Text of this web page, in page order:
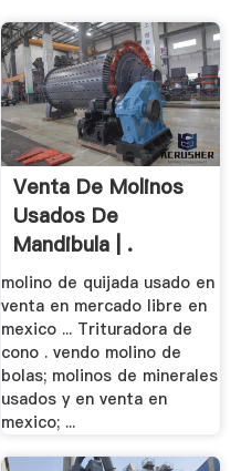
Venta De Molinos
Usados De
Mandibula | .
molino de quijada usado en
venta en mercado libre en
mexico ... Trituradora de
cono . vendo molino de
bolas; molinos de minerales
usados y en venta en
mexico; ...